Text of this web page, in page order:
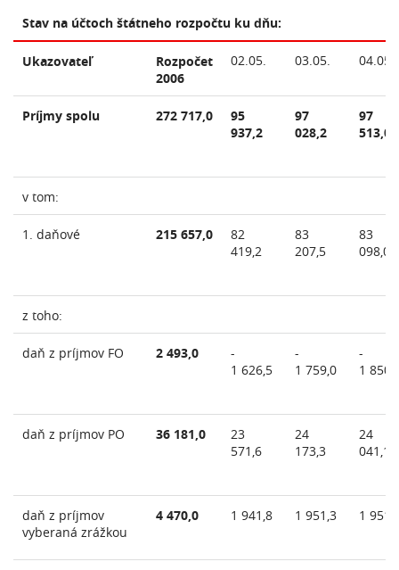
Stav na účtoch štátneho rozpočtu ku dňu:
Ukazovateľ
Rozpočet
2006
02.05. 03.05. 04.05.
Príjmy spolu 272 717,0
95
937,2
97
028,2
97
513,0
v tom:
1. daňové 215 657,0
82
419,2
83
207,5
83
098,0
z toho:
daň z príjmov FO 2 493,0
-
1 626,5
-
1 759,0
-
1
daň z príjmov PO 36 181,0
23
571,6
24
173,3
24
041,1
daň z príjmov
vyberaná zrážkou
4 470,0 1 941,8 1 951,3 1